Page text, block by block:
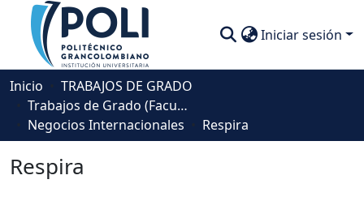
Iniciar sesión
Comunidades
Descubre
Inicio
TRABAJOS DE GRADO
Trabajos de Grado (Facultad de Negocios, Gestión y Sostenibilidad)
Negocios Internacionales
Respira
Respira